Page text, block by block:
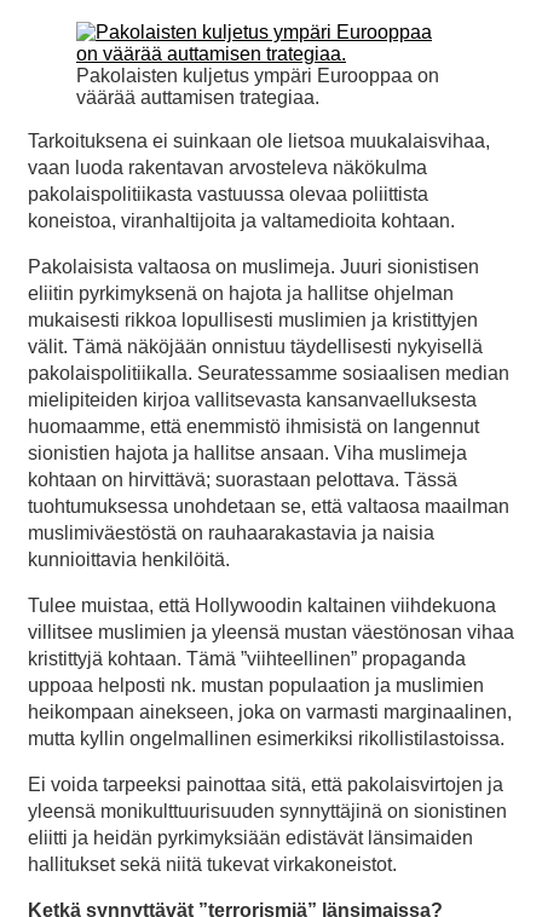
Pakolaisten kuljetus ympäri Eurooppaa on
väärää auttamisen trategiaa.
Tarkoituksena ei suinkaan ole lietsoa muukalaisvihaa,
vaan luoda rakentavan arvosteleva näkökulma
pakolaispolitiikasta vastuussa olevaa poliittista
koneistoa, viranhaltijoita ja valtamedioita kohtaan.
Pakolaisista valtaosa on muslimeja. Juuri sionistisen
eliitin pyrkimyksenä on hajota ja hallitse ohjelman
mukaisesti rikkoa lopullisesti muslimien ja kristittyjen
välit. Tämä näköjään onnistuu täydellisesti nykyisellä
pakolaispolitiikalla. Seuratessamme sosiaalisen median
mielipiteiden kirjoa vallitsevasta kansanvaelluksesta
huomaamme, että enemmistö ihmisistä on langennut
sionistien hajota ja hallitse ansaan. Viha muslimeja
kohtaan on hirvittävä; suorastaan pelottava. Tässä
tuohtumuksessa unohdetaan se, että valtaosa maailman
muslimiväestöstä on rauhaarakastavia ja naisia
kunnioittavia henkilöitä.
Tulee muistaa, että Hollywoodin kaltainen viihdekuona
villitsee muslimien ja yleensä mustan väestönosan vihaa
kristittyjä kohtaan. Tämä ”viihteellinen” propaganda
uppoaa helposti nk. mustan populaation ja muslimien
heikompaan ainekseen, joka on varmasti marginaalinen,
mutta kyllin ongelmallinen esimerkiksi rikollistilastoissa.
Ei voida tarpeeksi painottaa sitä, että pakolaisvirtojen ja
yleensä monikulttuurisuuden synnyttäjinä on sionistinen
eliitti ja heidän pyrkimyksiään edistävät länsimaiden
hallitukset sekä niitä tukevat virkakoneistot.
Ketkä synnyttävät ”terrorismiä” länsimaissa?